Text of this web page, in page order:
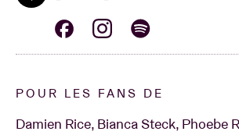
POUR LES FANS DE
Damien Rice, Bianca Steck, Phoebe